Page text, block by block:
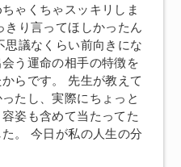
ゃくちゃスッキリしま
きり言ってほしかったん
議なくらい前向きにな
う運命の相手の特徴を
らです。 先生が教えて
たし、実際にちょっと
姿も含めて当たってた
。 今日が私の人生の分